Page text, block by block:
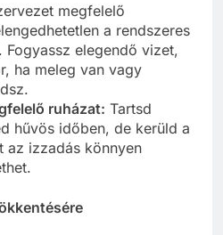
megfelelő
a rendszeres
elegendő vizet,
ha meleg van vagy
ruházat: Tartsd
hűvös időben, de kerüld a
az izzadás könnyen